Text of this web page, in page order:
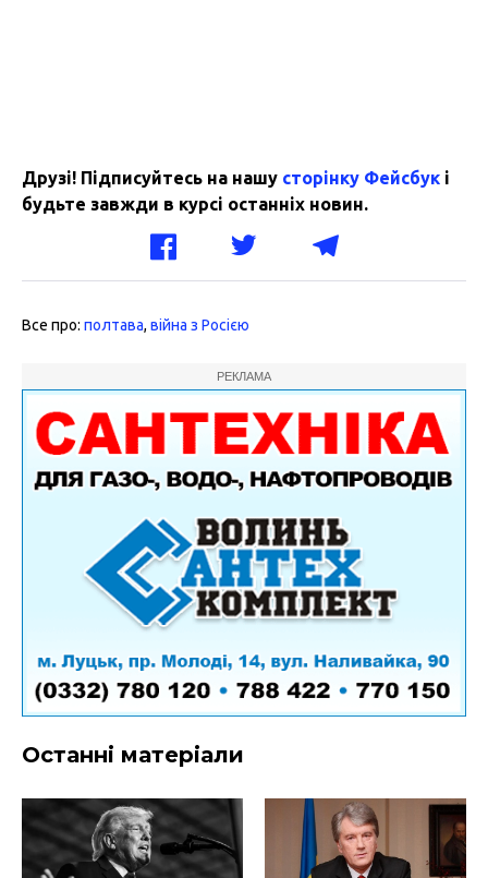
Друзі! Підписуйтесь на нашу сторінку Фейсбук і
будьте завжди в курсі останніх новин.
Все про: полтава, війна з Росією
РЕКЛАМА
Останні матеріали